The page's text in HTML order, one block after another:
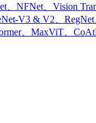
、NFNet、Vision
V3 & V2、RegNet
、MaxViT、